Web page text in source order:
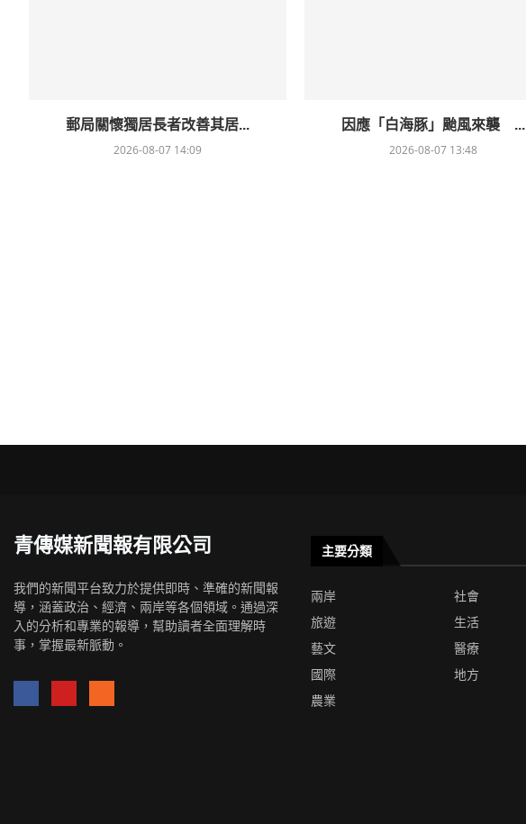
郵局關懷獨居長者改善其居...
2026-08-07 14:09
因應「白海豚」颱風來襲 ...
2026-08-07 13:48
青傳媒新聞報有限公司
我們的新聞平台致力於提供即時、準確的新聞報
導，涵蓋政治、經濟、兩岸等各個領域。通過深
入的分析和專業的報導，幫助讀者全面理解時
事，掌握最新脈動。
主要分類
兩岸
社會
旅遊
生活
藝文
醫療
國際
地方
農業